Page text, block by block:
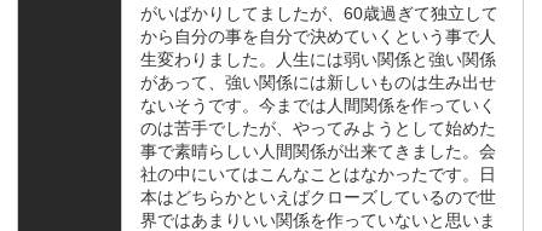
がいばかりしてましたが、60歳過ぎて独立して
から自分の事を自分で決めていくという事で人
生変わりました。人生には弱い関係と強い関係
があって、強い関係には新しいものは生み出せ
ないそうです。今までは人間関係を作っていく
のは苦手でしたが、やってみようとして始めた
事で素晴らしい人間関係が出来てきました。会
社の中にいてはこんなことはなかったです。日
本はどちらかといえばクローズしているので世
界ではあまりいい関係を作っていないと思いま